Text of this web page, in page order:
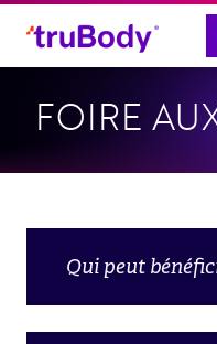
Skip
content
FOIRE
Qui peut